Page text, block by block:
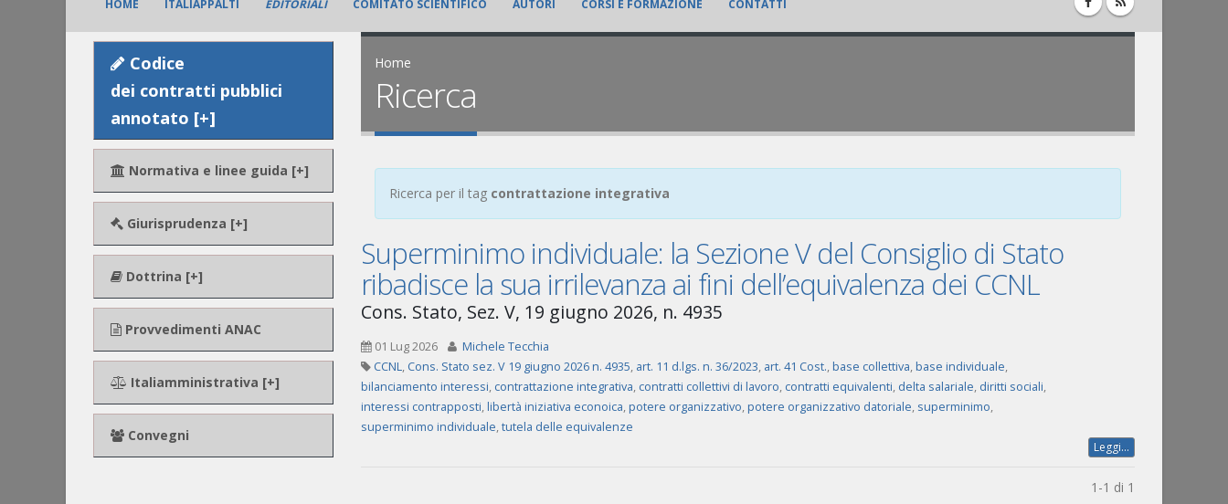
HOME ITALIAPPALTI EDITORIALI COMITATO SCIENTIFICO AUTORI CORSI E FORMAZIONE CONTATTI
Codice
dei contratti pubblici
annotato [+]
Normativa e linee guida [+]
Giurisprudenza [+]
Dottrina [+]
Provvedimenti ANAC
Italiamministrativa [+]
Convegni
Home
Ricerca
Ricerca per il tag contrattazione integrativa
Superminimo individuale: la Sezione V del Consiglio di Stato
ribadisce la sua irrilevanza ai fini dell’equivalenza dei CCNL
Cons. Stato, Sez. V, 19 giugno 2026, n. 4935
01 Lug 2026
Michele Tecchia
CCNL, Cons. Stato sez. V 19 giugno 2026 n. 4935, art. 11 d.lgs. n. 36/2023, art. 41 Cost.,base collettiva,base individuale,
bilanciamento interessi, contrattazione integrativa, contratti collettivi di lavoro, contratti equivalenti, delta salariale, diritti sociali,
interessi contrapposti,libertà iniziativa econoica,potere organizzativo,potere organizzativo datoriale, superminimo,
superminimo individuale,tutela delle equivalenze
Leggi...
1-1 di 1